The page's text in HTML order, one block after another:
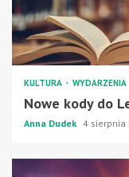
KULTURA WYDARZENIA
Nowe kody do
Anna Dudek 4 sierpnia